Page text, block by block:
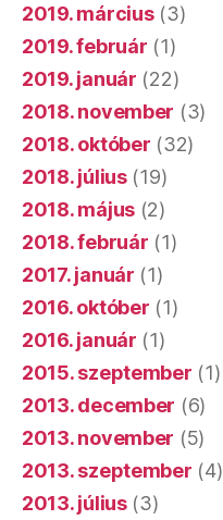
2019. március(3)
2019. február (1)
2019. január (22)
2018. november (3)
2018. október (32)
2018. július(19)
2018. május (2)
2018. február (1)
2017. január (1)
2016. október (1)
2016. január (1)
2015. szeptember (1)
2013. december (6)
2013. november (5)
2013. szeptember (4)
2013. július(3)